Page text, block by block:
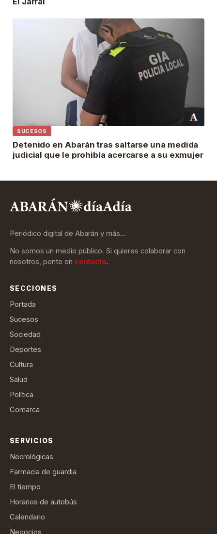
SUCESOS
Detenido en Abarán tras saltarse una medida
judicial que le prohibía acercarse a su exmujer
Periódico digital de Abarán y más…
No somos un medio público. Si quieres colaborar con
nosotros, ponte en contacto.
SECCIONES
Portada
Sucesos
Sociedad
Deportes
Cultura
Salud
Política
Comarca
SERVICIOS
Necrológicas
Farmacia de guardia
El tiempo
Horarios de autobús
Calendario
Negocios